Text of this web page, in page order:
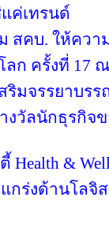
ค่เทรนด์
สคบ. ให้คว
ก ครั้งที่ 17
ริมจรรยาบร
วัลนักธุรกิจข
Health &
กร่งด้านโลจิ